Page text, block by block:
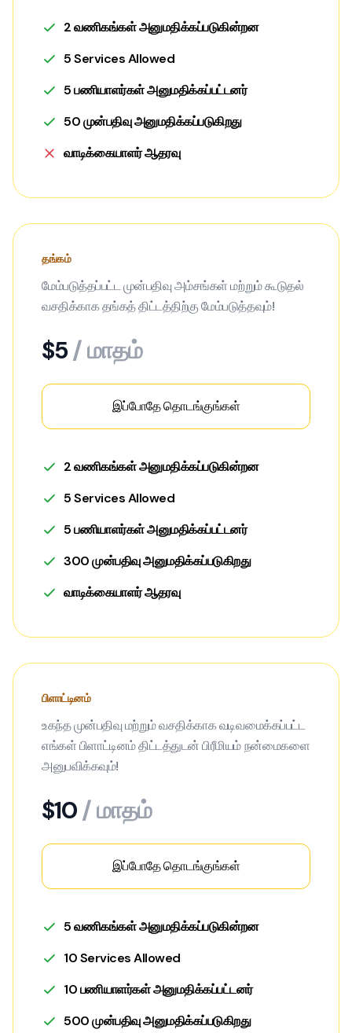
2 வணிகங்கள் அனுமதிக்கப்படுகின்றன
5 Services Allowed
5 பணியாளர்கள் அனுமதிக்கப்பட்டனர்
50 முன்பதிவு அனுமதிக்கப்படுகிறது
வாடிக்கையாளர் ஆதரவு
தங்கம்
மேம்படுத்தப்பட்ட முன்பதிவு அம்சங்கள் மற்றும் கூடுதல்
வசதிக்காக தங்கத் திட்டத்திற்கு மேம்படுத்தவும்!
$5/ மாதம்
இப்போதே தொடங்குங்கள்
2 வணிகங்கள் அனுமதிக்கப்படுகின்றன
5 Services Allowed
5 பணியாளர்கள் அனுமதிக்கப்பட்டனர்
300 முன்பதிவு அனுமதிக்கப்படுகிறது
வாடிக்கையாளர் ஆதரவு
பிளாட்டினம்
உகந்த முன்பதிவு மற்றும் வசதிக்காக வடிவமைக்கப்பட்ட
எங்கள் பிளாட்டினம் திட்டத்துடன் பிரீமியம் நன்மைகளை
அனுபவிக்கவும்!
$10/ மாதம்
இப்போதே தொடங்குங்கள்
5 வணிகங்கள் அனுமதிக்கப்படுகின்றன
10 Services Allowed
10 பணியாளர்கள் அனுமதிக்கப்பட்டனர்
500 முன்பதிவு அனுமதிக்கப்படுகிறது